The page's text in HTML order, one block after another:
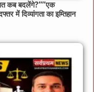
कब बदलेंगे?”​”एक
में दिव्यांगता का इम्तिहान